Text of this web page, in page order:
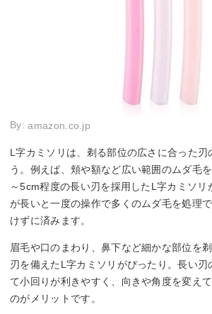
By:amazon.co.jp
L字カミソリは、剃る部位の広さに合った刃
う。例えば、頬や額など広い範囲のムダ毛
～5cm程度の長い刃を採用したL字カミソリ
が長いと一度の操作で多くのムダ毛を処理
けずに済みます。
眉毛や口のまわり、鼻下など細かな部位を
刃を備えたL字カミソリがぴったり。長い
て小回りが利きやすく、向きや角度を変え
のがメリットです。